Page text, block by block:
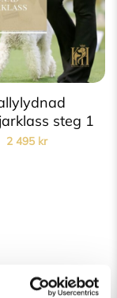
steg 1
2 495 kr